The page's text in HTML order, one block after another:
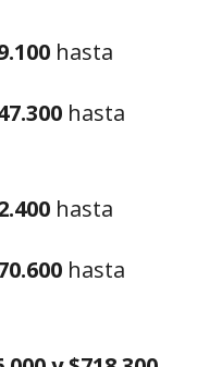
hasta
hasta
hasta
hasta